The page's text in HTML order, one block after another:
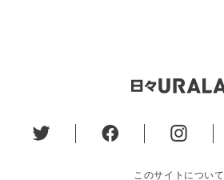
このサイトについて